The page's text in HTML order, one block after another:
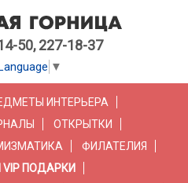
50, 227-18-37
▼
ИНТЕРЬЕРА
ОТКРЫТКИ
ФИЛАТЕЛИЯ
ПОДАРКИ